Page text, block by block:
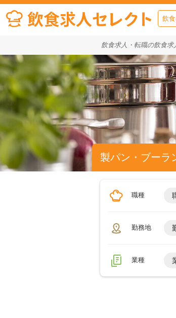
飲
飲食求人・転職の飲食求
製パン・ブーラ
職種
勤務地
業種